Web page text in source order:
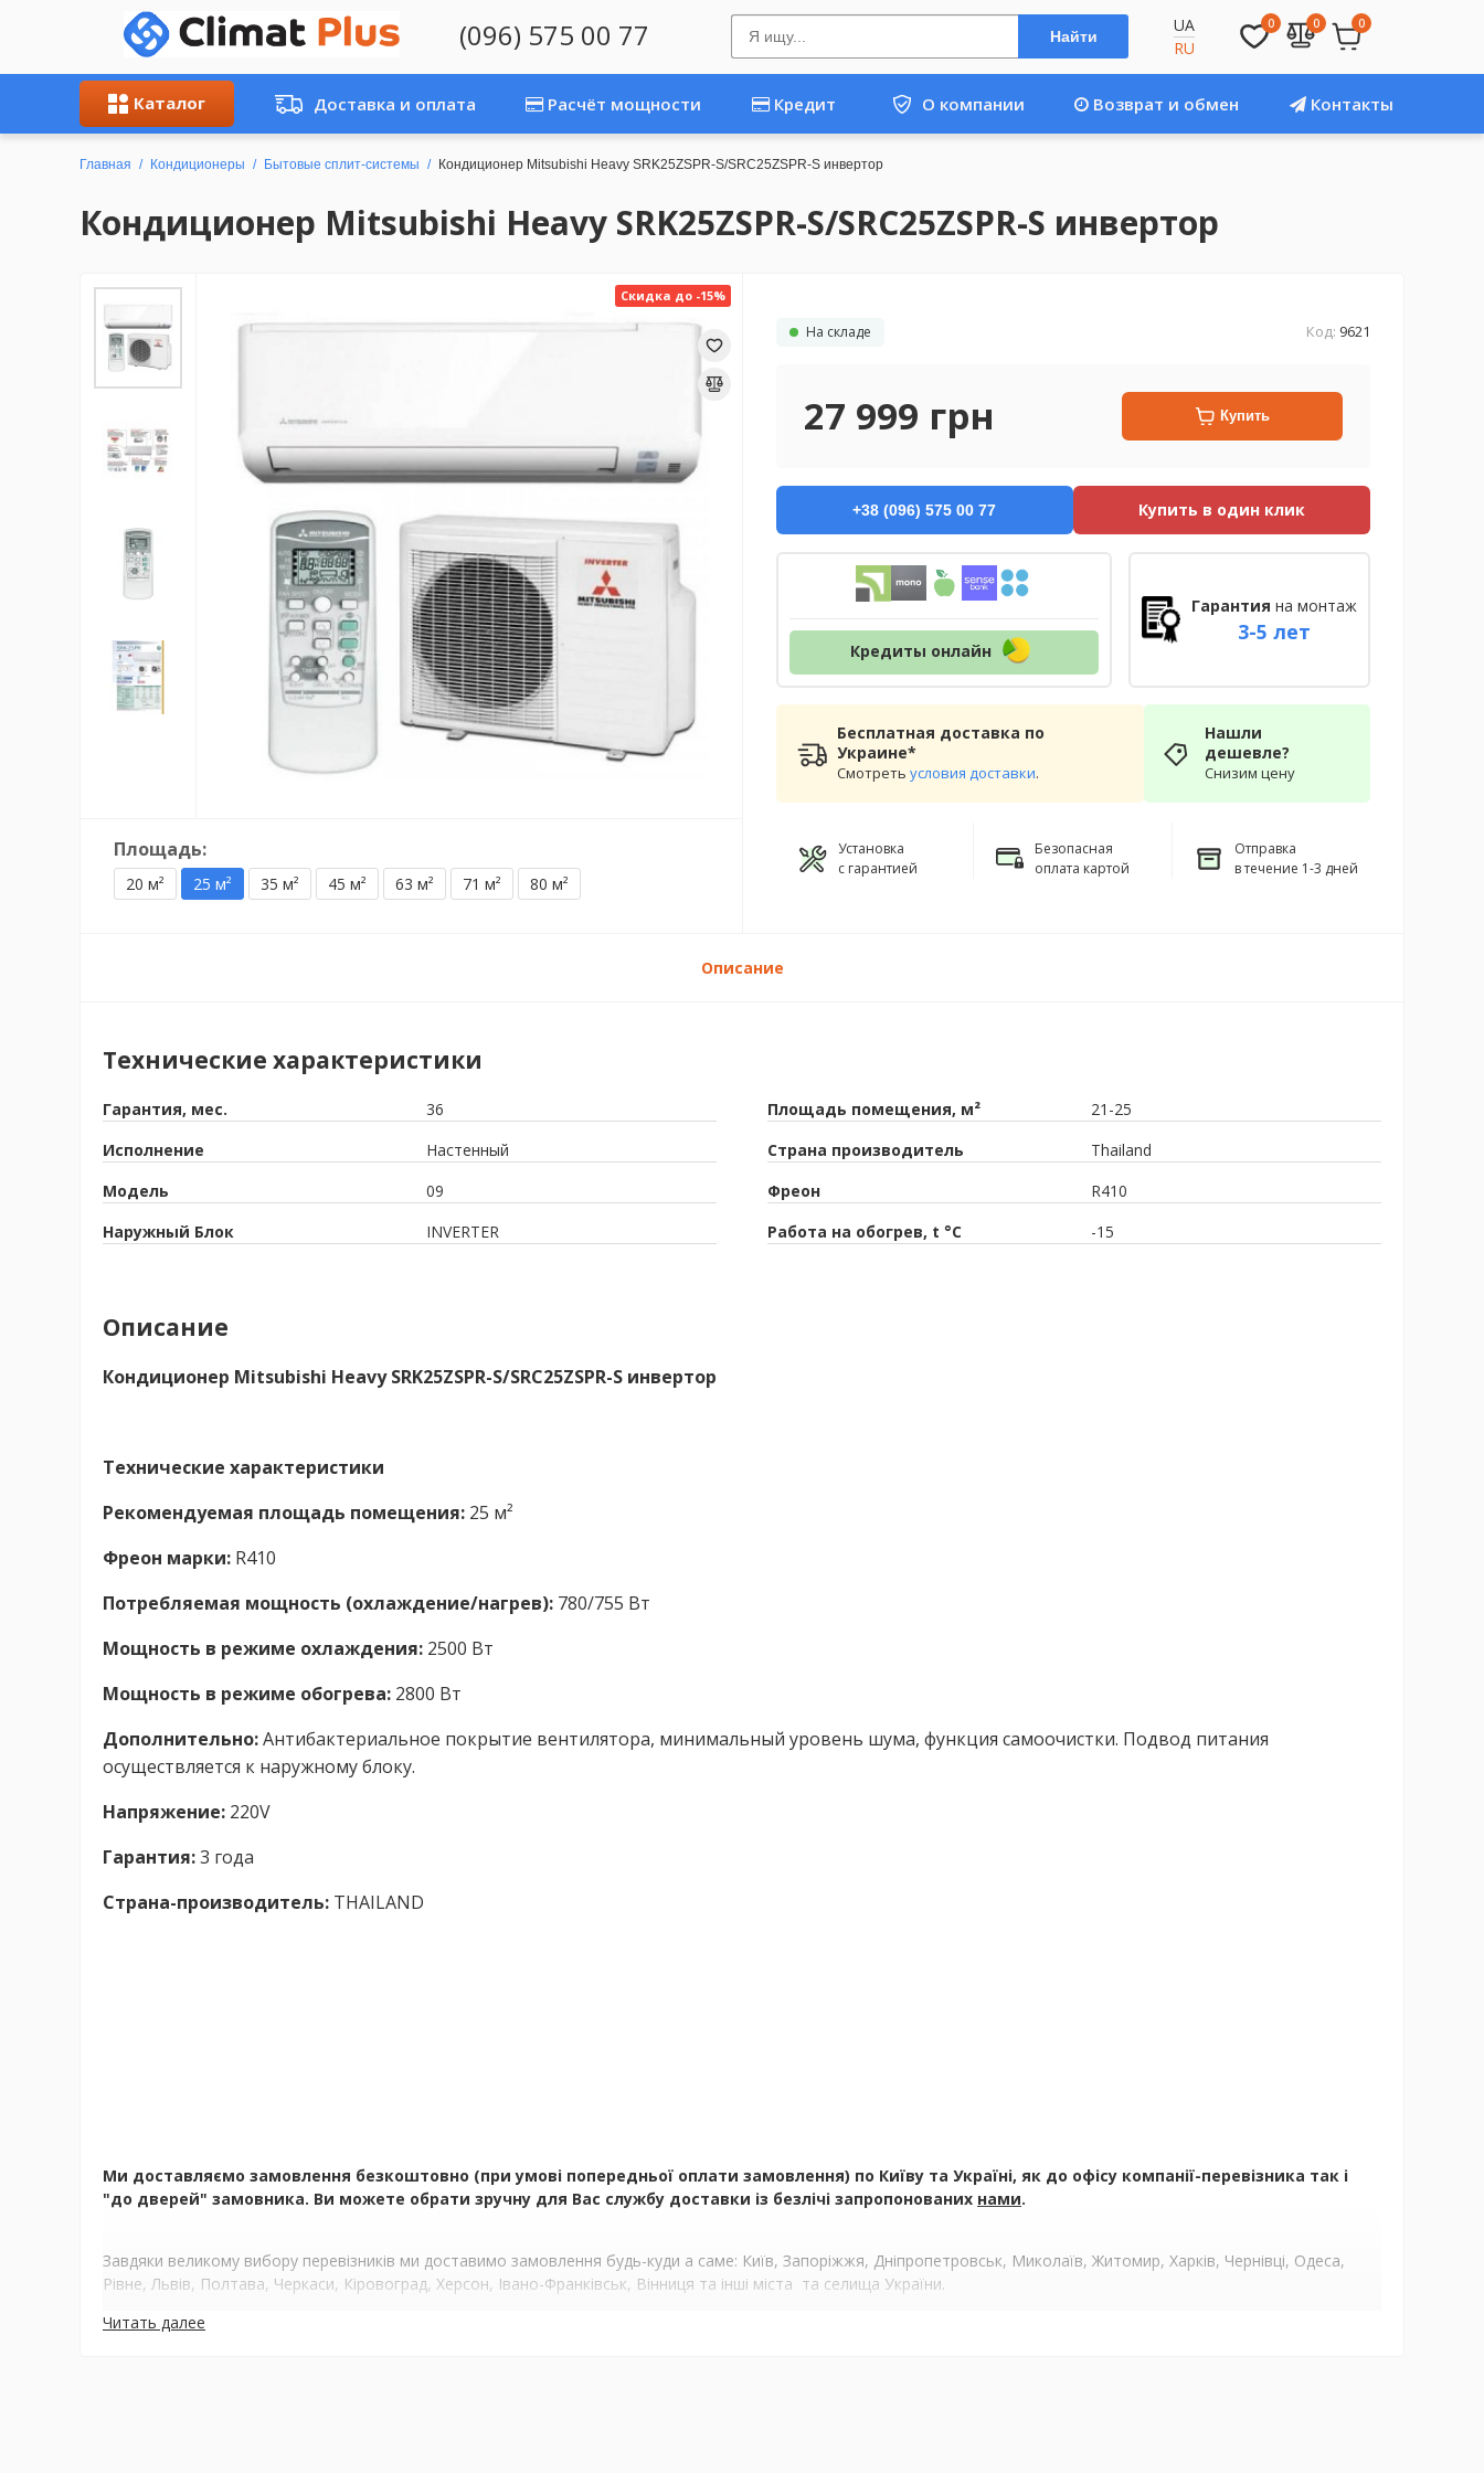
(096) 575 00 77 Найти
UA
RU
0 0 0
Каталог Доставка и оплата Расчёт мощности Кредит О компании Возврат и обмен Контакты
Главная Кондиционеры Бытовые сплит-системы Кондиционер Mitsubishi Heavy SRK25ZSPR-S/SRC25ZSPR-S инвертор
Кондиционер Mitsubishi Heavy SRK25ZSPR-S/SRC25ZSPR-S инвертор
Скидка до -15%
Площадь:
20 м² 25 м² 35 м² 45 м² 63 м² 71 м² 80 м²
На складе Код: 9621
27 999 грн Купить
+38 (096) 575 00 77 Купить в один клик
Кредиты онлайн
Гарантия на монтаж
3-5 лет
Бесплатная доставка по
Украине*
Смотреть условия доставки.
Нашли
дешевле?
Снизим цену
Установка
с гарантией
Безопасная
оплата картой
Отправка
в течение 1-3 дней
Описание
Технические характеристики
Гарантия, мес.
36
Исполнение
Настенный
Модель
09
Наружный Блок
INVERTER
Площадь помещения, м²
21-25
Страна производитель
Thailand
Фреон
R410
Работа на обогрев, t °C
-15
Описание
Кондиционер Mitsubishi Heavy SRK25ZSPR-S/SRC25ZSPR-S инвертор
Технические характеристики
Рекомендуемая площадь помещения: 25 м²
Фреон марки: R410
Потребляемая мощность (охлаждение/нагрев): 780/755 Вт
Мощность в режиме охлаждения: 2500 Вт
Мощность в режиме обогрева: 2800 Вт
Дополнительно:Антибактериальное покрытие вентилятора, минимальный уровень шума, функция самоочистки. Подвод питания
осуществляется к наружному блоку.
Напряжение: 220V
Гарантия:3 года
Страна-производитель: THAILAND
Ми доставляємо замовлення безкоштовно (при умові попередньої оплати замовлення) по Київу та Україні, як до офісу компанії-перевізника так і
"до дверей" замовника. Ви можете обрати зручну для Вас службу доставки із безлічі запропонованих нами.
Завдяки великому вибору перевізників ми доставимо замовлення будь-куди а саме: Київ, Запоріжжя, Дніпропетровськ, Миколаїв, Житомир, Харків, Чернівці, Одеса,
Рівне, Львів, Полтава, Черкаси, Кіровоград, Херсон, Івано-Франківськ, Вінниця та інші міста та селища України.
Читать далее